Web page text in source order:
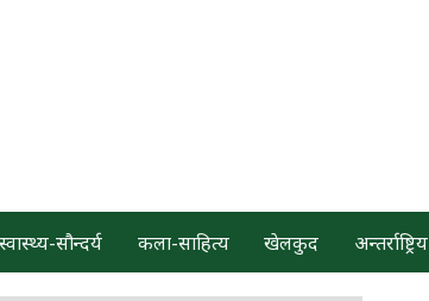
स्वास्थ्य-सौन्दर्य कला-साहित्य खेलकुद अन्तर्राष्ट्रिय